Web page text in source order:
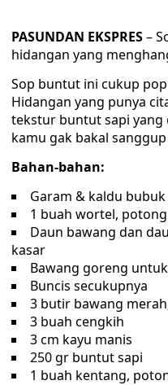
PASUNDAN EKSPRES–
hidangan yang
Sop buntut ini cukup
Hidangan yang punya
tekstur buntut sapi yang
kamu gak bakal
Bahan-bahan:
Garam & kaldu
1 buah wortel, potong
Daun bawang dan
kasar
Bawang goreng
Buncis secukupnya
3 butir bawang
3 buah cengkih
3 cm kayu manis
250 gr buntut sapi
1 buah kentang,